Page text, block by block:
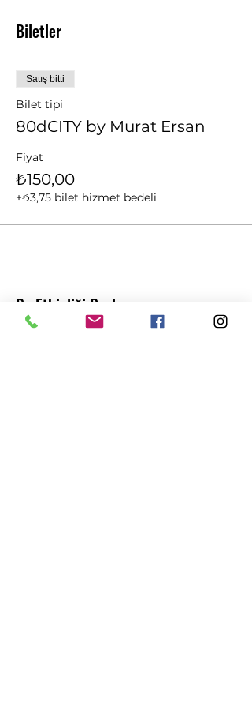
Biletler
Satış bitti
Bilet tipi
80dCITY by Murat Ersan
Fiyat
₺150,00
+₺3,75 bilet hizmet bedeli
Bu Etkinliği Paylaş